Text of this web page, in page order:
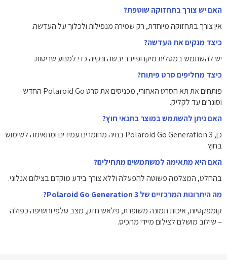
האם יש צורך בתחזוקה שוטפת?
אין צורך בתחזוקה מיוחדת, רק שמירה מנפילות ולכלוך על העדשה.
כיצד מנקים את העדשה?
יש להשתמש במטלית מיקרופייבר יבשה ונקייה כדי למנוע שריטות.
כיצד מחליפים סרט פיתוח?
פותחים את תא הסרט האחורי, מכניסים את סרט Polaroid Go החדש
וסוגרים עד לקליק.
האם ניתן להשתמש במוצר בתנאי חוץ?
כן, Polaroid Go Generation 3 בנויה מחומרים עמידים ומתאימה לשימוש
בחוץ.
האם היא מתאימה למשתמשים מתחילים?
בהחלט, המצלמה פשוטה להפעלה וללא צורך בידע מוקדם בצילום אנלוגי.
מה היתרונות המרכזיים של Polaroid Go Generation 3?
קומפקטיות, איכות תמונה משופרת, פלאש חזק, מצב סלפי וחשיפה כפולה
– שילוב מושלם לצילום מיידי מהכיס.